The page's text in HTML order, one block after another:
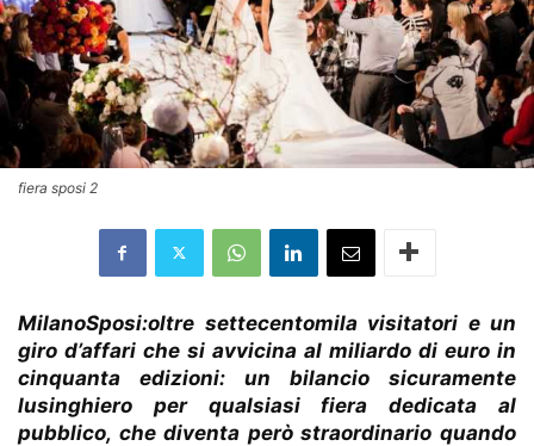
fiera sposi 2
MilanoSposi:oltre settecentomila visitatori e un
giro d’affari che si avvicina al miliardo di euro in
cinquanta edizioni: un bilancio sicuramente
lusinghiero per qualsiasi fiera dedicata al
pubblico, che diventa però straordinario quando